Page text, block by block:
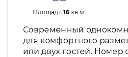
Площадь16 кв.м.
Современный
для комфортного
или двух гостей. Номер